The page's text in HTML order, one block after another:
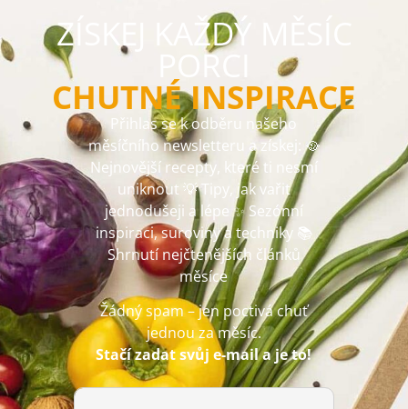
ZÍSKEJ KAŽDÝ MĚSÍC
PORCI
CHUTNÉ INSPIRACE
Přihlas se k odběru našeho
měsíčního newsletteru a získej: 🥘
Nejnovější recepty, které ti nesmí
uniknout 💡 Tipy, jak vařit
jednodušeji a lépe ✨ Sezónní
inspiraci, suroviny a techniky 📚
Shrnutí nejčtenějších článků
měsíce
Žádný spam – jen poctivá chuť
jednou za měsíc.
Stačí zadat svůj e-mail a je to!